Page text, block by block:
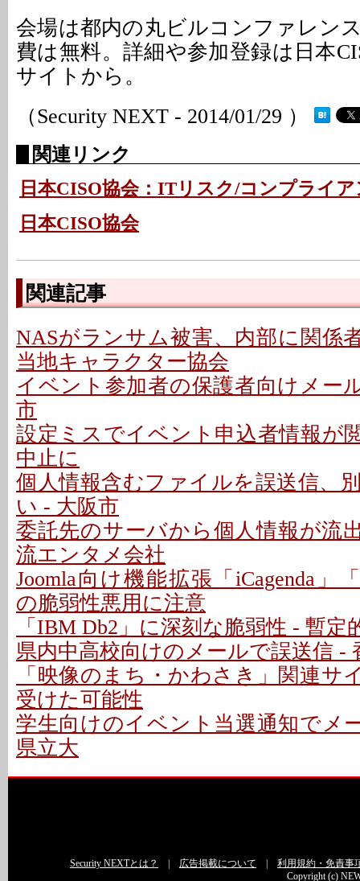
会場は都内の丸ビルコンファレン
費は無料。詳細や参加登録は日本
サイトから。
（Security NEXT - 2014/01/29 ）
関連リンク
日本CISO協会：ITリスク/コンプライ
日本CISO協会
関連記事
NASがランサム被害、内部に関係
当地キャラクター協会
イベント参加者の保護者向けメー
市
設定ミスでイベント申込者情報が
中止に
個人情報含むファイルを誤送信、
い - 大阪市
委託先のサーバから個人情報が流
流エンタメ会社
Joomla向け機能拡張「iCagenda」
の脆弱性悪用に注意
「IBM Db2」に深刻な脆弱性 - 暫定
県内中高校向けのメールで誤送信 -
「映像のまち・かわさき」関連サ
受けた可能性
学生向けのイベント当選通知でメ
県立大
Security NEXTとは？ 広告掲載について
利用規約・免責事
Copyright (c)